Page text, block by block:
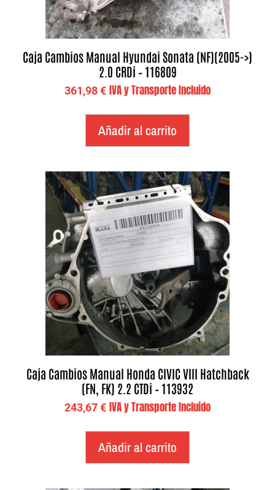
Caja Cambios Manual Hyundai Sonata (NF)(2005->)
2.0 CRDi – 116809
361,98€ IVA y Transporte Incluido
Añadir al carrito
Caja Cambios Manual Honda CIVIC VIII Hatchback
(FN, FK) 2.2 CTDi – 113932
243,67€ IVA y Transporte Incluido
Añadir al carrito